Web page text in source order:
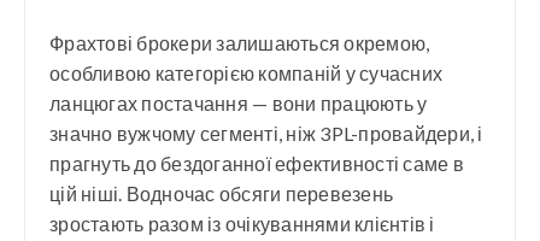
Фрахтові брокери залишаються окремою,
особливою категорією компаній у сучасних
ланцюгах постачання — вони працюють у
значно вужчому сегменті, ніж 3PL-провайдери, і
прагнуть до бездоганної ефективності саме в
цій ніші. Водночас обсяги перевезень
зростають разом із очікуваннями клієнтів і